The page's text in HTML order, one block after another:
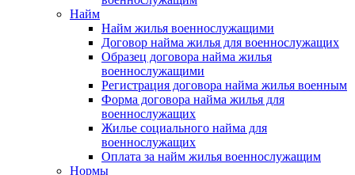
Найм
Найм жилья военнослужащими
Договор найма жилья для военнослужащих
Образец договора найма жилья
военнослужащими
Регистрация договора найма жилья военным
Форма договора найма жилья для
военнослужащих
Жилье социального найма для
военнослужащих
Оплата за найм жилья военнослужащим
Нормы